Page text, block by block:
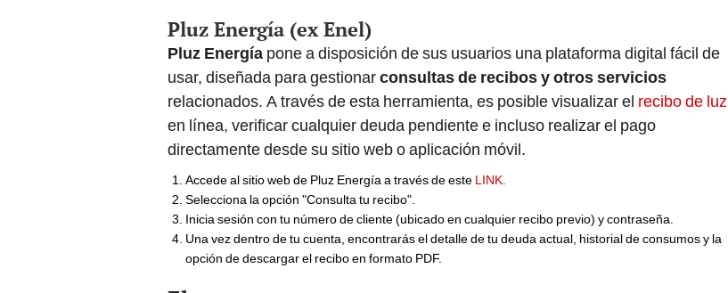
Pluz Energía (ex Enel)
Pluz Energía pone a disposición de sus usuarios una plataforma digital fácil de
usar, diseñada para gestionarconsultas de recibos y otros servicios
relacionados. A través de esta herramienta, es posible visualizar el recibo de luz
en línea, verificar cualquier deuda pendiente e incluso realizar el pago
directamente desde su sitio web o aplicación móvil.
Accede al sitio web de Pluz Energía a través de este LINK.
Selecciona la opción "Consulta tu recibo".
Inicia sesión con tu número de cliente (ubicado en cualquier recibo previo) y contraseña.
Una vez dentro de tu cuenta, encontrarás el detalle de tu deuda actual, historial de consumos y la
opción de descargar el recibo en formato PDF.